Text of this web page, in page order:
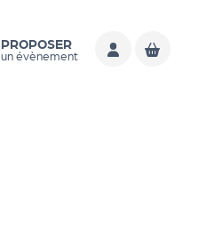
PROPOSER
un évènement